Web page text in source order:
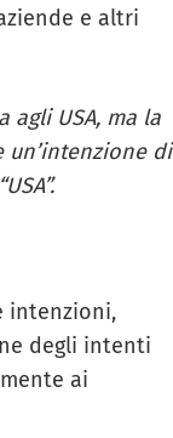
e altri
agli USA, ma la
un’intenzione di
intenzioni,
degli intenti
ai